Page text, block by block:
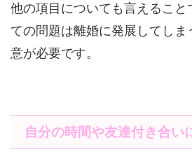
他の項目についても言えること
ての問題は離婚に発展してし
意が必要です。
自分の時間や友達付き合い